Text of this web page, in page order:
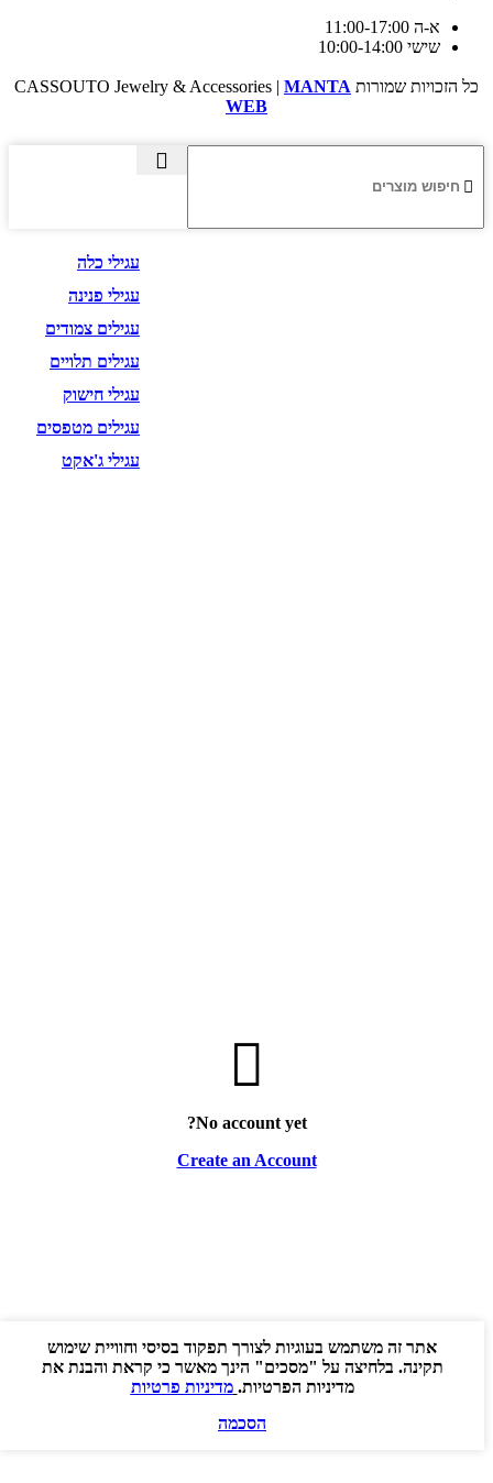
א-ה 11:00-17:00
שישי 10:00-14:00
כל הזכויות שמורות CASSOUTO Jewelry & Accessories | MANTA
WEB
עגילי כלה
עגילי פנינה
עגילים צמודים
עגילים תלויים
עגילי חישוק
עגילים מטפסים
עגילי ג'אקט
No account yet?
Create an Account
אתר זה משתמש בעוגיות לצורך תפקוד בסיסי וחוויית שימוש
תקינה. בלחיצה על "מסכים" הינך מאשר כי קראת והבנת את
מדיניות הפרטיות. מדיניות פרטיות
הסכמה